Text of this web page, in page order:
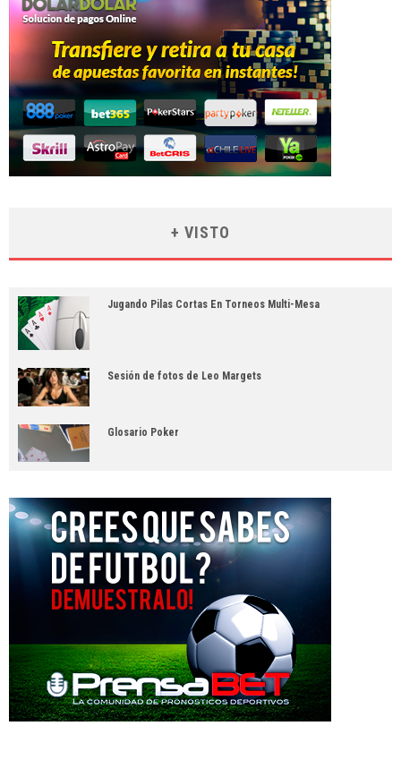
+ VISTO
Jugando Pilas Cortas En Torneos Multi-Mesa
Sesión de fotos de Leo Margets
Glosario Poker